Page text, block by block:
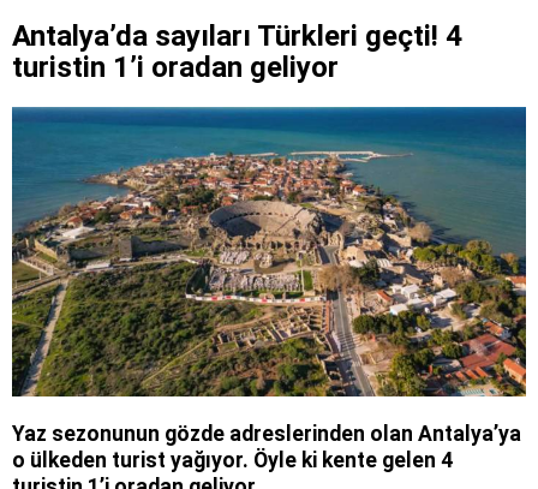
Antalya’da sayıları Türkleri geçti! 4
turistin 1’i oradan geliyor
Yaz sezonunun gözde adreslerinden olan Antalya’ya
o ülkeden turist yağıyor. Öyle ki kente gelen 4